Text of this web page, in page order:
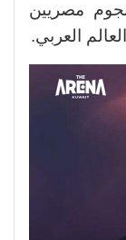
مصريين
العربي.